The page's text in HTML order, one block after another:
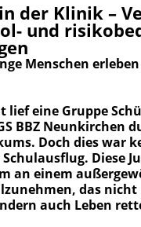
in der Klinik –
und
Menschen
lief eine Gruppe
BBZ Neunkirchen
Doch dies war
Diese
an einem
das nicht
auch Leben